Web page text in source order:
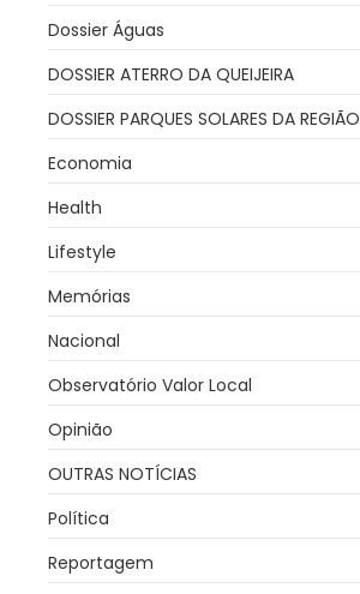
Dossier Águas
DOSSIER ATERRO DA QUEIJEIRA
DOSSIER PARQUES SOLARES DA REGIÃO
Economia
Health
Lifestyle
Memórias
Nacional
Observatório Valor Local
Opinião
OUTRAS NOTÍCIAS
Política
Reportagem